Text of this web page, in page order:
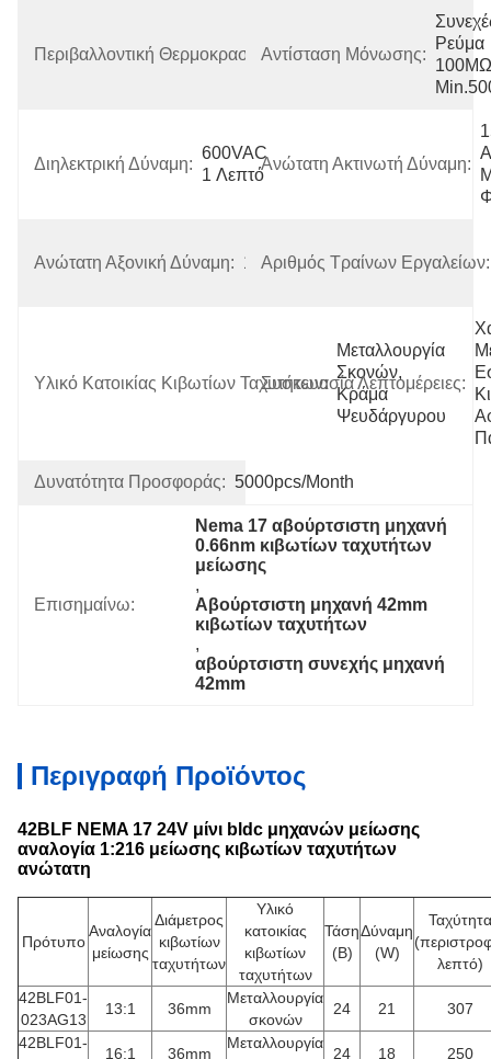
Περιβαλλοντική Θερμοκρασία: -20℃~+50℃
Αντίσταση Μόνωσης:
Ρεύμα
100MΩ
Διηλεκτρική Δύναμη:
600VAC
1 Λεπτό
Ανώτατη Ακτινωτή Δύναμη:
Ανώτατη Αξονική Δύναμη: 10NΑριθμός Τραίνων Εργαλείων:
Υλικό Κατοικίας Κιβωτίων Ταχυτήτων:
Μεταλλουργία
Σκονών,
Κράμα
Ψευδάργυρου
Συσκευασία Λεπτομέρειες:
Δυνατότητα Προσφοράς: 5000pcs/month
Επισημαίνω:
Nema 17 αβούρτσιστη μηχανή
0.66nm κιβωτίων ταχυτήτων
μείωσης
,
Αβούρτσιστη μηχανή 42mm
κιβωτίων ταχυτήτων
,
αβούρτσιστη συνεχής μηχανή
42mm
Περιγραφή Προϊόντος
42BLF NEMA 17 24V μίνι bldc μηχανών μείωσης
αναλογία 1:216 μείωσης κιβωτίων ταχυτήτων
ανώτατη
Πρότυπο
Αναλογία
μείωσης
Διάμετρος
κιβωτίων
ταχυτήτων
Υλικό
κατοικίας
κιβωτίων
ταχυτήτων
Τάση
(Β)
Δύναμη
(W)
Ταχύτητα
λεπτό)
42BLF01-
023AG13
13:1 36mm
Μεταλλουργία
σκονών
24 21
307
42BLF01-
16:1 36mm
Μεταλλουργία
24 18 250